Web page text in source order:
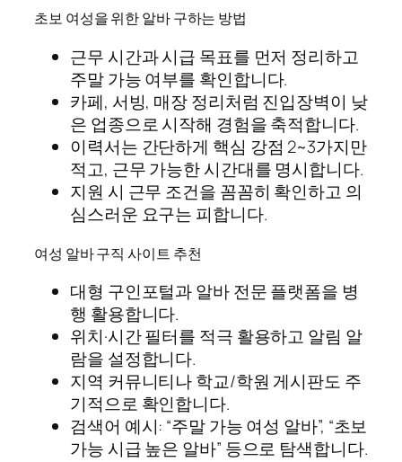
초보 여성을 위한 알바 구하는 방법
근무 시간과 시급 목표를 먼저 정리하고
주말 가능 여부를 확인합니다.
카페, 서빙, 매장 정리처럼 진입장벽이 낮
은 업종으로 시작해 경험을 축적합니다.
이력서는 간단하게 핵심 강점 2~3가지만
적고, 근무 가능한 시간대를 명시합니다.
지원 시 근무 조건을 꼼꼼히 확인하고 의
심스러운 요구는 피합니다.
여성 알바 구직 사이트 추천
대형 구인포털과 알바 전문 플랫폼을 병
행 활용합니다.
위치·시간 필터를 적극 활용하고 알림 알
람을 설정합니다.
지역 커뮤니티나 학교/학원 게시판도 주
기적으로 확인합니다.
검색어 예시: “주말 가능 여성 알바”, “초보
가능 시급 높은 알바” 등으로 탐색합니다.